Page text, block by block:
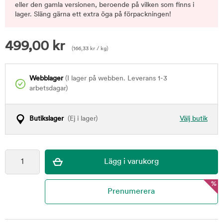
eller den gamla versionen, beroende på vilken som finns i
lager. Släng gärna ett extra öga på förpackningen!
499,00 kr (166,33 kr / kg)
Webblager(I lager på webben. Leverans 1-3
arbetsdagar)
Välj butik
Butikslager(Ej i lager)
%